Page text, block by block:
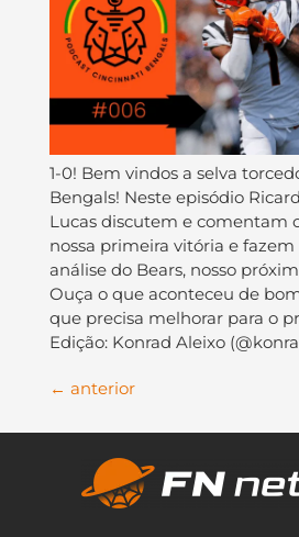
1-0! Bem vindos a selva
Bengals! Neste episódio
Lucas discutem e comentam
nossa primeira vitória e
análise do Bears, nosso
Ouça o que aconteceu de
que precisa melhorar para o
Edição: Konrad Aleixo
← anterior